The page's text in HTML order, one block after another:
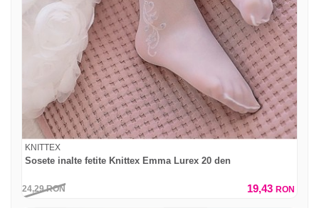
KNITTEX
Sosete inalte fetite Knittex Emma Lurex 20 den
24,29RON 19,43 RON